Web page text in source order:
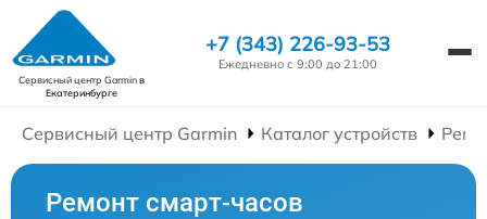
Сервисный центр Garminв
Екатеринбурге
+7 (343) 226-93-53
Ежедневно с 9:00 до 21:00
Сервисный центр Garmin Каталог устройств
Ремонт смарт-часов